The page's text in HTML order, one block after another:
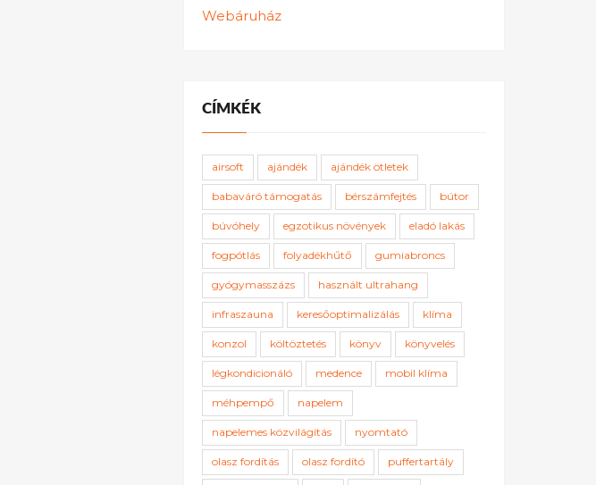
Webáruház
CÍMKÉK
airsoft ajándék ajándék ötletek
babaváró támogatás bérszámfejtés bútor
búvóhely egzotikus növények eladó lakás
fogpótlás folyadékhűtő gumiabroncs
gyógymasszázs használt ultrahang
infraszauna keresőoptimalizálás klíma
konzol költöztetés könyv könyvelés
légkondicionáló medence mobil klíma
méhpempő napelem
napelemes közvilágítás nyomtató
olasz fordítás olasz fordító puffertartály